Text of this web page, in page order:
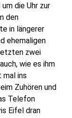
die Uhr zur
den
in längerer
ehemaligen
zwei
wie es ihm
mal ins
Zuhören und
Telefon
Eifel dran